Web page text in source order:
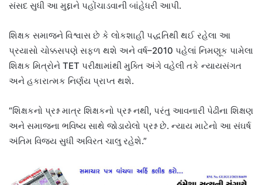
સંસદ સુધી આ મુદ્દાને પહોંચાડવાની બાંહેધરી આપી.
શિક્ષક સમાજને વિશ્વાસ છે કે લોકશાહી પદ્ધતિથી થઈ રહેલા આ
પ્રયાસો ચોક્કસપણે સફળ થશે અને વર્ષ–2010 પહેલાં નિમણૂક પામેલા
શિક્ષક મિત્રોને TET પરીક્ષામાંથી મુક્તિ અંગે વહેલી તકે ન્યાયસંગત
અને હકારાત્મક નિર્ણય પ્રાપ્ત થશે.
“શિક્ષકનો પ્રશ્ન માત્ર શિક્ષકનો પ્રશ્ન નથી, પરંતુ આવનારી પેઢીના શિક્ષણ
અને સમાજના ભવિષ્ય સાથે જોડાયેલો પ્રશ્ન છે. ન્યાય માટેનો આ સંઘર્ષ
અંતિમ વિજય સુધી અવિરત ચાલુ રહેશે.”